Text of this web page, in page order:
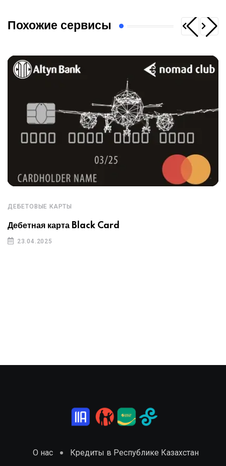
Похожие сервисы
ДЕБЕТОВЫЕ КАРТЫ
Дебетная карта Black Card
23.04.2025
О нас Кредиты в Республике Казахстан